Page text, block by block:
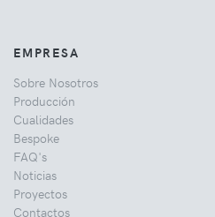
EMPRESA
Sobre Nosotros
Producción
Cualidades
Bespoke
FAQ's
Noticias
Proyectos
Contactos